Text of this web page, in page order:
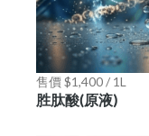
售價 $1,400 / 1L
胜肽酸(原液)